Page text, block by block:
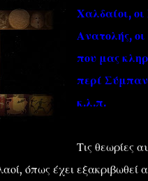
''ΜΑΓΕΜΕΝΕΣ'' /
Χαλδαίοι, οι
Ανατολής,
που μας
περί
κ.λ.π.
Τις θεωρίες
όπως έχει